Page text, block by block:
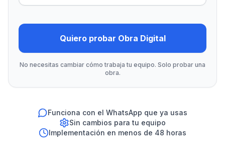
Quiero probar Obra Digital
No necesitas cambiar cómo trabaja tu equipo. Solo probar una
obra.
Funciona con el WhatsApp que ya usas
Sin cambios para tu equipo
Implementación en menos de 48 horas